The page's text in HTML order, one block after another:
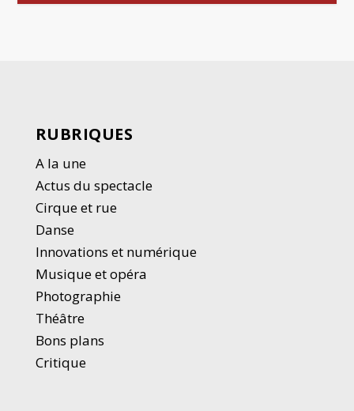
RUBRIQUES
A la une
Actus du spectacle
Cirque et rue
Danse
Innovations et numérique
Musique et opéra
Photographie
Théâtre
Bons plans
Critique